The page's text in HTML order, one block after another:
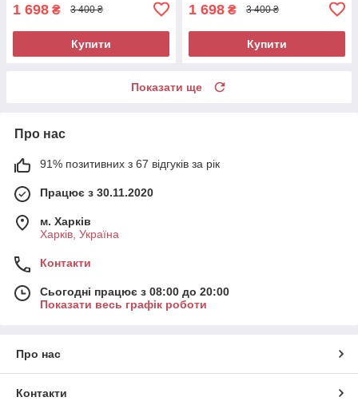
1 698 ₴ 3 400 ₴
Купити
1 698 ₴ 3 400 ₴
Купити
Показати ще
Про нас
91% позитивних з 67 відгуків за рік
Працює з 30.11.2020
м. Харків
Харків, Україна
Контакти
Сьогодні працює з 08:00 до 20:00
Показати весь графік роботи
Про нас
Контакти